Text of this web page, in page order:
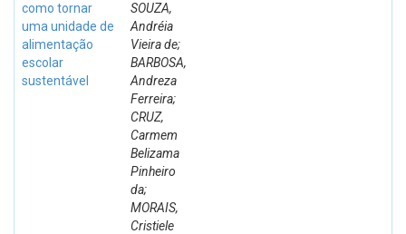
como tornar
uma unidade de
alimentação
escolar
sustentável
SOUZA,
Andréia
Vieira de;
BARBOSA,
Andreza
Ferreira;
CRUZ,
Carmem
Belizama
Pinheiro
da;
MORAIS,
Cristiele